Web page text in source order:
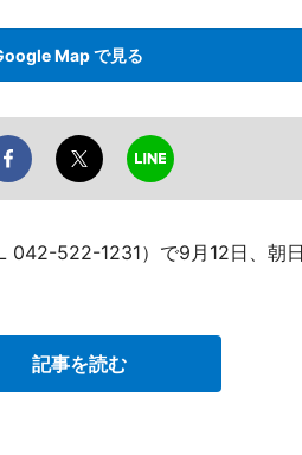
Map で見る
042-522-1231）で9月12日、朝
記事を読む